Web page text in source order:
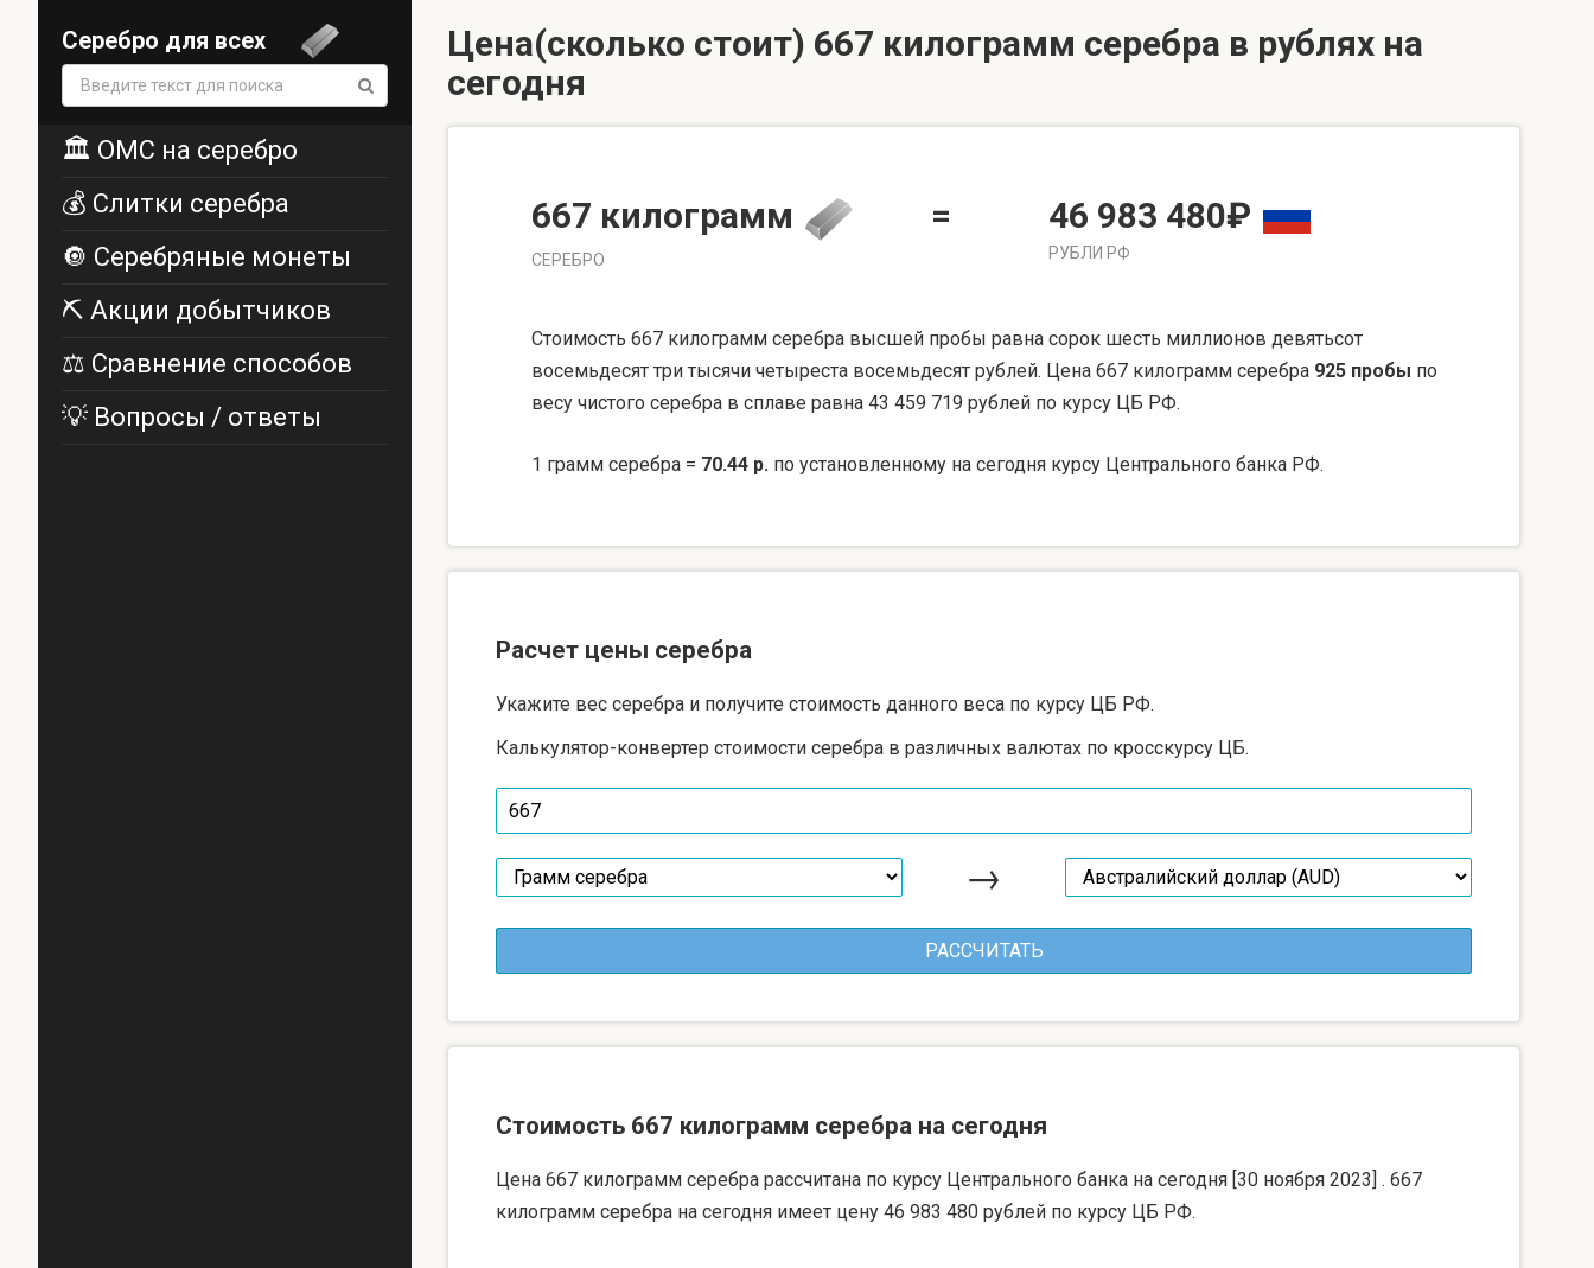
Серебро для всех
Поиск:
🏛️ ОМС на серебро
💰 Слитки серебра
🔘 Серебряные монеты
⛏️ Акции добытчиков
⚖️ Сравнение способов
💡 Вопросы / ответы
Цена(сколько стоит) 667 килограмм серебра в рублях на
сегодня
667 килограмм
СЕРЕБРО
= 46 983 480₽
РУБЛИ РФ
Стоимость 667 килограмм серебра высшей пробы равна сорок шесть миллионов девятьсот
восемьдесят три тысячи четыреста восемьдесят рублей. Цена 667 килограмм серебра 925 пробы по
весу чистого серебра в сплаве равна 43 459 719 рублей по курсу ЦБ РФ.
1 грамм серебра = 70.44 р. по установленному на сегодня курсу Центрального банка РФ.
Расчет цены серебра
Укажите вес серебра и получите стоимость данного веса по курсу ЦБ РФ.
Калькулятор-конвертер стоимости серебра в различных валютах по кросскурсу ЦБ.
→
Стоимость 667 килограмм серебра на сегодня
Цена 667 килограмм серебра рассчитана по курсу Центрального банка на сегодня [30 ноября 2023] . 667
килограмм серебра на сегодня имеет цену 46 983 480 рублей по курсу ЦБ РФ.